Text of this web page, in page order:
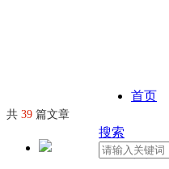
首页
软件产
搜索
共 39 篇文章